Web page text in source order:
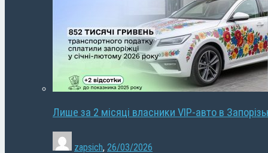
Лише за 2 місяці власники VIP-авто в
zapsich, 26/03/2026